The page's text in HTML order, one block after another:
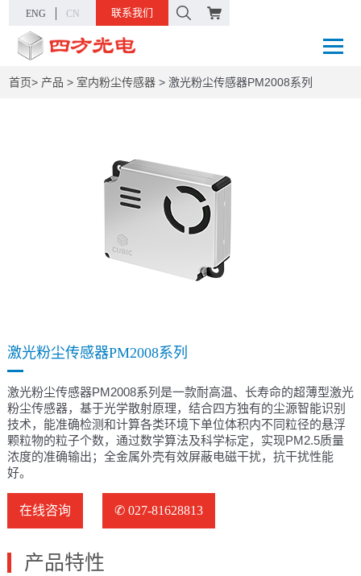
ENG CN 联系我们
首页> 产品 > 室内粉尘传感器 >激光粉尘传感器PM2008系列
激光粉尘传感器PM2008系列
激光粉尘传感器PM2008系列是一款耐高温、长寿命的超薄型激光
粉尘传感器，基于光学散射原理，结合四方独有的尘源智能识别
技术，能准确检测和计算各类环境下单位体积内不同粒径的悬浮
颗粒物的粒子个数，通过数学算法及科学标定，实现PM2.5质量
浓度的准确输出；全金属外壳有效屏蔽电磁干扰，抗干扰性能
好。
在线咨询 ✆ 027-81628813
产品特性